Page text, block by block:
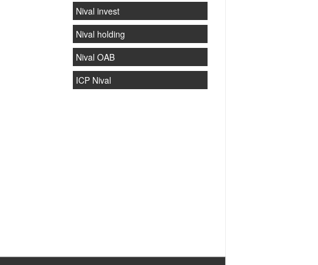
Nival invest
Nival holding
Nival OAB
ICP Nival